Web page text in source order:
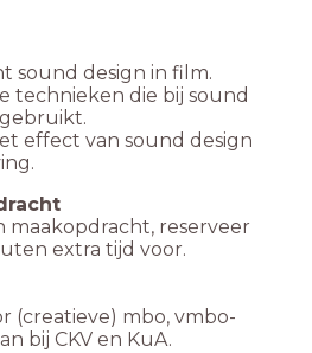
sound design in film.
technieken die bij sound
effect van sound design
maakopdracht, reserveer
extra tijd voor.
(creatieve) mbo, vmbo-
bij CKV en KuA.